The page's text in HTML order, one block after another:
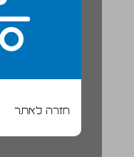
חזרה לאתר